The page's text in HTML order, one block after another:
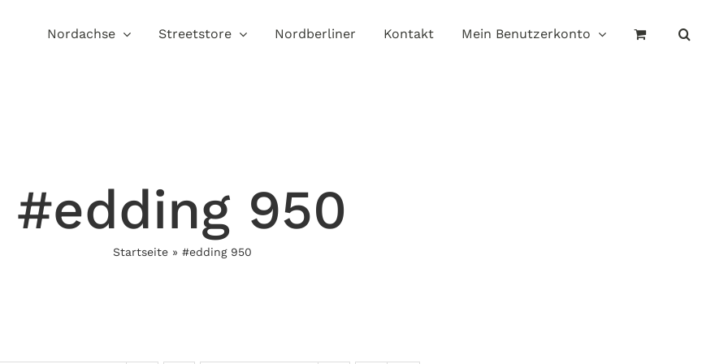
Nordachse Streetstore Nordberliner Kontakt Mein Benutzerkonto
#edding 950
Startseite» #edding 950